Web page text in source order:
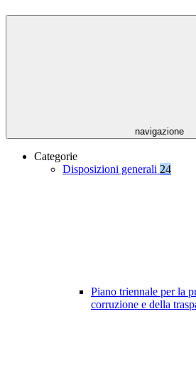
navigazione
Categorie
Disposizioni generali 24
Piano triennale per la
corruzione e della